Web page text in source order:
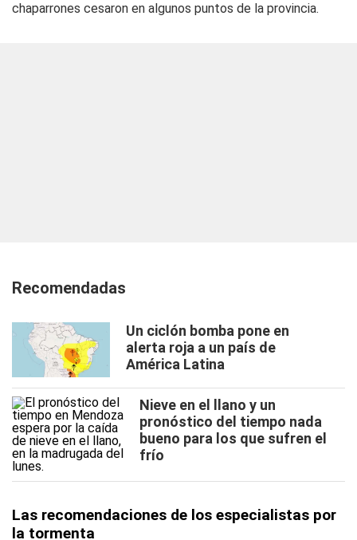
chaparrones cesaron en algunos puntos de la provincia.
Recomendadas
Un ciclón bomba pone en
alerta roja a un país de
América Latina
Nieve en el llano y un
pronóstico del tiempo nada
bueno para los que sufren el
frío
Las recomendaciones de los especialistas por
la tormenta